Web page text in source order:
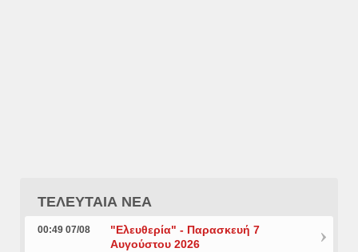
ΤΕΛΕΥΤΑΙΑ ΝΕΑ
00:49 07/08
"Ελευθερία" - Παρασκευή 7
Αυγούστου 2026